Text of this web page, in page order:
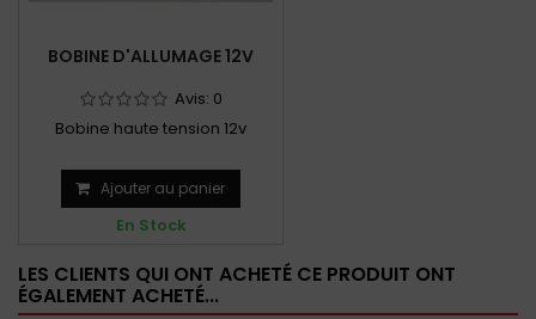
BOBINE D'ALLUMAGE 12V
Avis: 0
Bobine haute tension 12v
Ajouter au panier
En Stock
LES CLIENTS QUI ONT ACHETÉ CE PRODUIT ONT
ÉGALEMENT ACHETÉ...